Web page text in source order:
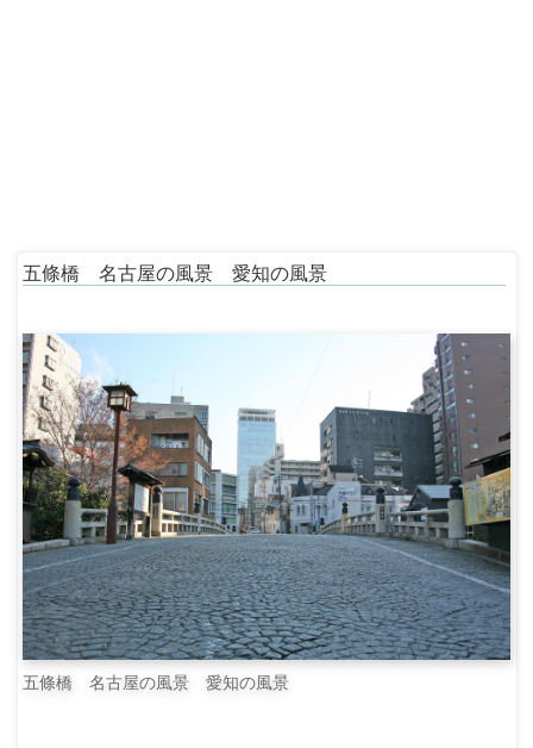
五條橋 名古屋の風景 愛知の風景
五條橋 名古屋の風景 愛知の風景